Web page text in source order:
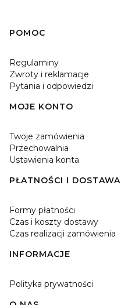
Linki w stopce
POMOC
Regulaminy
Zwroty i reklamacje
Pytania i odpowiedzi
MOJE KONTO
Twoje zamówienia
Przechowalnia
Ustawienia konta
PŁATNOŚCI I DOSTAWA
Formy płatności
Czas i koszty dostawy
Czas realizacji zamówienia
INFORMACJE
Polityka prywatności